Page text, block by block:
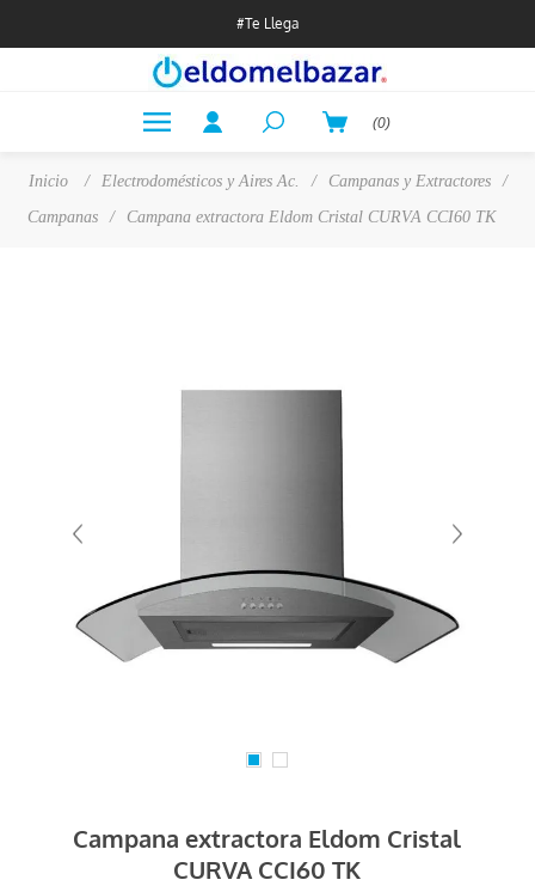
#Te Llega
(0)
Inicio / Electrodomésticos y Aires Ac. / Campanas y Extractores
/
Campanas
/ Campana extractora Eldom Cristal CURVA CCI60 TK
Campana extractora Eldom Cristal
CURVA CCI60 TK